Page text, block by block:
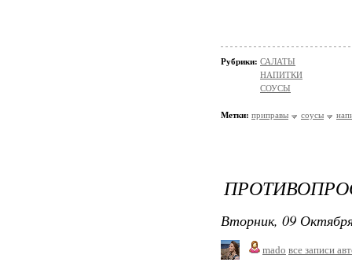
Рубрики: САЛАТЫ
НАПИТКИ
СОУСЫ
Метки: приправы соусы
Вторник, 09
mado все записи